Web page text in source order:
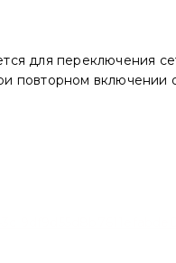
для переключения
повторном включении